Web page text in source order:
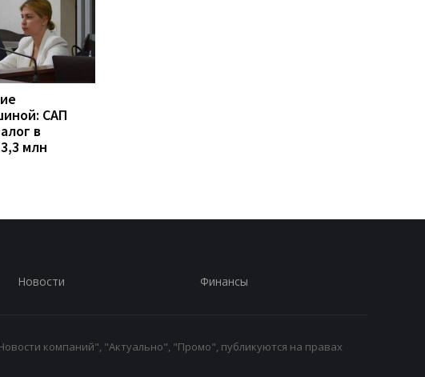
САП
в
млн
Новости Финансы
компаний", "Актуально", "Промо", публикуются на правах